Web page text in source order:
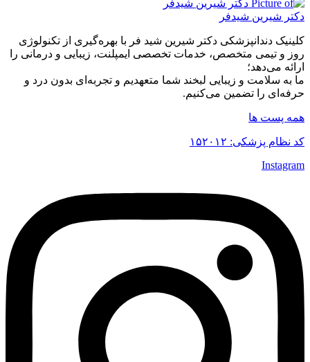
دکتر شیرین شیدفر
کلینیک دندانپزشکی دکتر شیرین شید فر با بهره‌گیری از تکنولوژی
روز و تیمی متخصص، خدمات تخصصی ایمپلنت، زیبایی و درمانی را
ارائه می‌دهد؛
ما به سلامت و زیبایی لبخند شما متعهدیم و تجربه‌ای بدون درد و
حرفه‌ای را تضمین می‌کنیم.
همه پست ها
کد نظام پزشکی: ۱۵۲۰۱۲
Instagram